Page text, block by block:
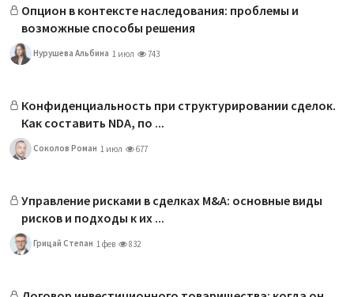
Опцион в контексте наследования: проблемы и
возможные способы решения
Нурушева Альбина 1 июл 743
Конфиденциальность при структурировании сделок.
Как составить NDA, по ...
Соколов Роман 1 июл 677
Управление рисками в сделках M&A: основные виды
рисков и подходы к их ...
Грицай Степан 1 фев 832